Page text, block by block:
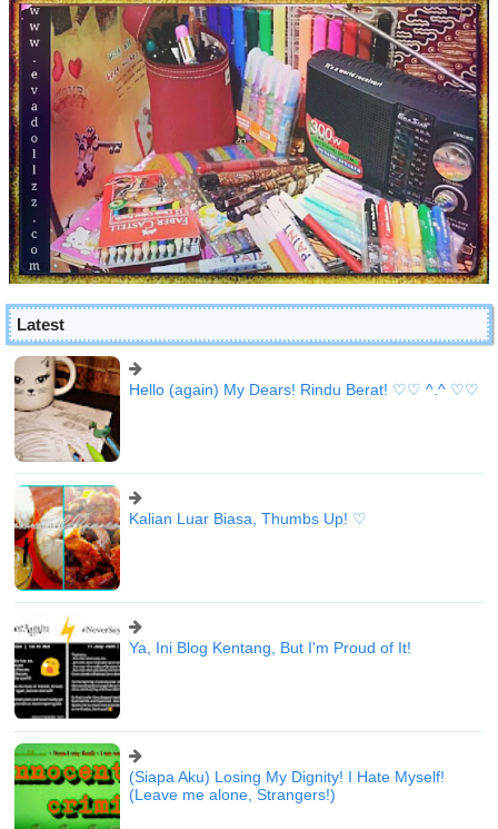
Latest
Hello (again) My Dears! Rindu Berat! ♡♡ ^.^ ♡♡
Kalian Luar Biasa, Thumbs Up! ♡
Ya, Ini Blog Kentang, But I'm Proud of It!
(Siapa Aku) Losing My Dignity! I Hate Myself!
(Leave me alone, Strangers!)